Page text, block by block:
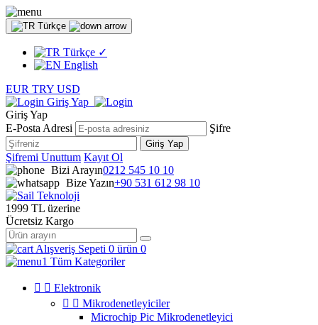
Türkçe
Türkçe ✓
English
EUR TRY USD
Giriş Yap
Giriş Yap
E-Posta Adresi
Şifre
Giriş Yap
Şifremi Unuttum Kayıt Ol
Bizi Arayın0212 545 10 10
Bize Yazın+90 531 612 98 10
1999 TL üzerine
Ücretsiz Kargo
Alışveriş Sepeti 0 ürün 0
Tüm Kategoriler
  Elektronik
  Mikrodenetleyiciler
Microchip Pic Mikrodenetleyici